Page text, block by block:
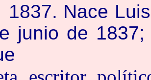
1837. Nace
junio de